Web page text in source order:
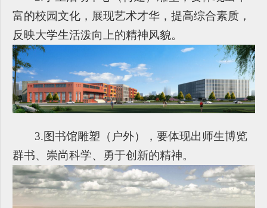
富的校园文化，展现艺术才华，提高综合素质，
反映大学生活泼向上的精神风貌。
3.图书馆雕塑（户外），要体现出师生博览
群书、崇尚科学、勇于创新的精神。